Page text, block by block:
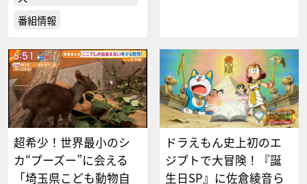
番組情報
超希少！世界最小のシ
カ“プーズー”に会える
「埼玉県こども動物自
ドラえもん史上初のエ
ジプトで大冒険！『誕
生日SP』に佐倉綾音ら